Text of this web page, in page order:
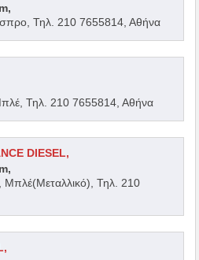
Τηλ. 210 7655814, Αθήνα
Τηλ. 210 7655814, Αθήνα
DIESEL,
Μπλέ(Μεταλλικό), Τηλ. 210